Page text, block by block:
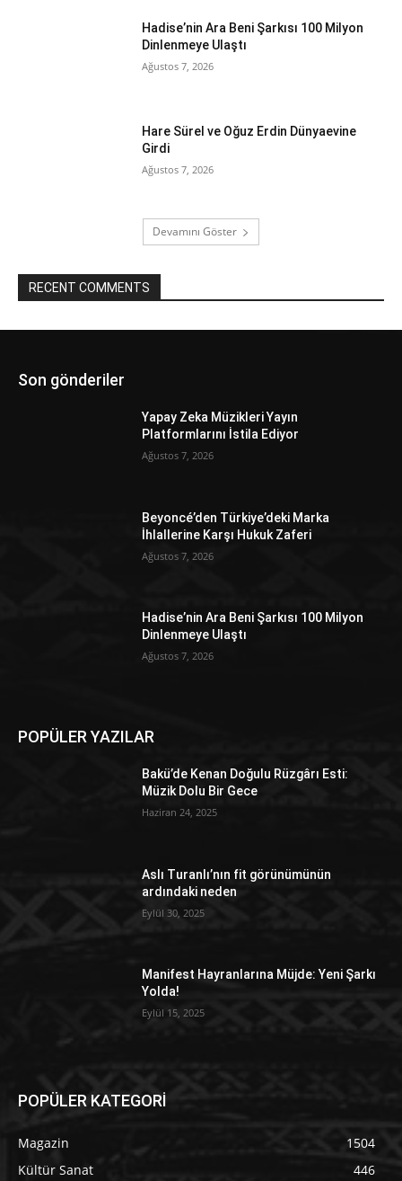
Hadise’nin Ara Beni Şarkısı 100 Milyon
Dinlenmeye Ulaştı
Ağustos 7, 2026
Hare Sürel ve Oğuz Erdin Dünyaevine
Girdi
Ağustos 7, 2026
Devamını Göster
RECENT COMMENTS
Son gönderiler
Yapay Zeka Müzikleri Yayın
Platformlarını İstila Ediyor
Ağustos 7, 2026
Beyoncé’den Türkiye’deki Marka
İhlallerine Karşı Hukuk Zaferi
Ağustos 7, 2026
Hadise’nin Ara Beni Şarkısı 100 Milyon
Dinlenmeye Ulaştı
Ağustos 7, 2026
POPÜLER YAZILAR
Bakü’de Kenan Doğulu Rüzgârı Esti:
Müzik Dolu Bir Gece
Haziran 24, 2025
Aslı Turanlı’nın fit görünümünün
ardındaki neden
Eylül 30, 2025
Manifest Hayranlarına Müjde: Yeni Şarkı
Yolda!
Eylül 15, 2025
POPÜLER KATEGORİ
Magazin
1504
Kültür Sanat
446